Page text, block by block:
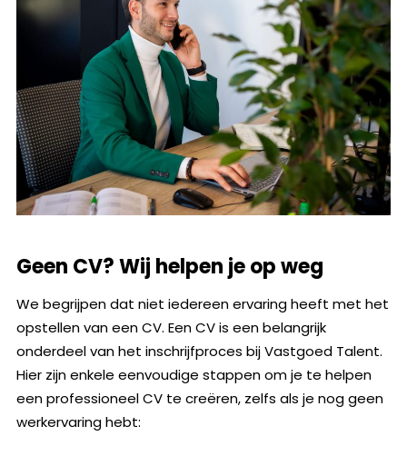
Geen CV? Wij helpen je op weg
We begrijpen dat niet iedereen ervaring heeft met het
opstellen van een CV. Een CV is een belangrijk
onderdeel van het inschrijfproces bij Vastgoed Talent.
Hier zijn enkele eenvoudige stappen om je te helpen
een professioneel CV te creëren, zelfs als je nog geen
werkervaring hebt: